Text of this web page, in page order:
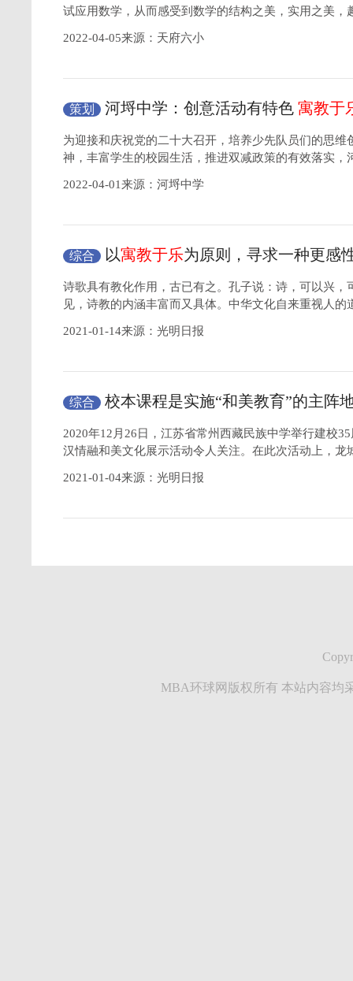
试应用数学，从而感受到数学的结构之美，实用之美，
2022-04-05来源：天府六小
策划 河埒中学：创意活动有特色 寓教于
为迎接和庆祝党的二十大召开，培养少先队员们的思维
神，丰富学生的校园生活，推进双减政策的有效落实，
2022-04-01来源：河埒中学
综合 以寓教于乐为原则，寻求一种更感
泼、更优美的道德教育方式
诗歌具有教化作用，古已有之。孔子说：诗，可以兴，
见，诗教的内涵丰富而又具体。中华文化自来重视人的
2021-01-14来源：光明日报
综合
校本课程是实施“和美教育”的主阵
乐带领学生“去远方”
2020年12月26日，江苏省常州西藏民族中学举行建校
汉情融和美文化展示活动令人关注。在此次活动上，龙
2021-01-04来源：光明日报
MBA环球网版权所有 本站内容均